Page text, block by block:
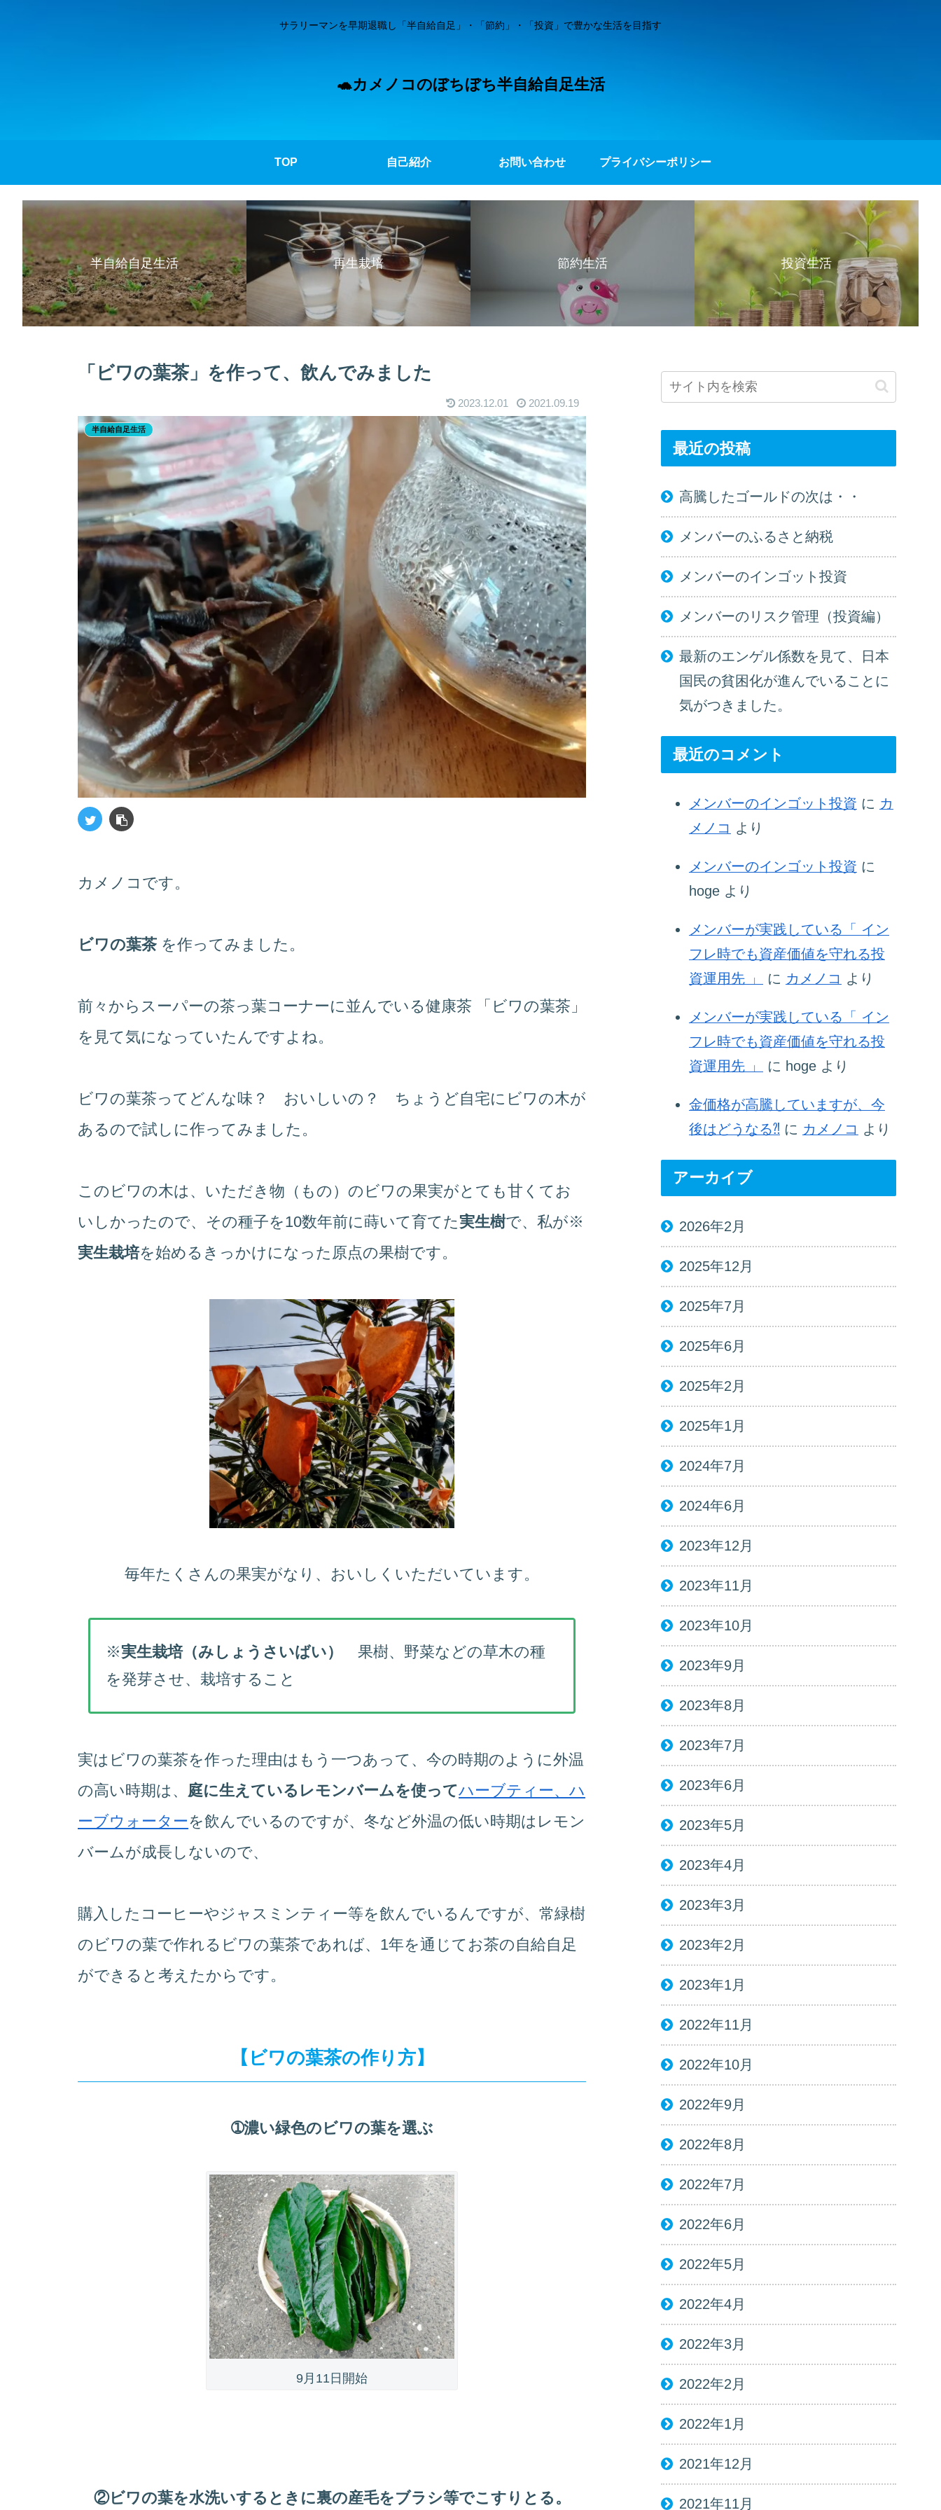
サラリーマンを早期退職し「半自給自足」・「節約」・「投資」で豊かな生活を目指す
🐢カメノコのぼちぼち半自給自足生活
TOP 自己紹介 お問い合わせ プライバシーポリシー
半自給自足生活 再生栽培 節約生活 投資生活
「ビワの葉茶」を作って、飲んでみました
2023.12.01 2021.09.19
半自給自足生活
カメノコです。
ビワの葉茶 を作ってみました。
前々からスーパーの茶っ葉コーナーに並んでいる健康茶 「ビワの葉茶」
を見て気になっていたんですよね。
ビワの葉茶ってどんな味？ おいしいの？ ちょうど自宅にビワの木が
あるので試しに作ってみました。
このビワの木は、いただき物（もの）のビワの果実がとても甘くてお
いしかったので、その種子を10数年前に蒔いて育てた 実生樹で、私が※
実生栽培を始めるきっかけになった原点の果樹です。
毎年たくさんの果実がなり、おいしくいただいています。
※実生栽培（みしょうさいばい）
果樹、野菜などの草木の種
を発芽させ、栽培すること
実はビワの葉茶を作った理由はもう一つあって、今の時期のように外温
の高い時期は、 庭に生えているレモンバームを使ってハーブティー、ハ
ーブウォーターを飲んでいるのですが、冬など外温の低い時期はレモン
バームが成長しないので、
購入したコーヒーやジャスミンティー等を飲んでいるんですが、常緑樹
のビワの葉で作れるビワの葉茶であれば、1年を通じてお茶の自給自足
ができると考えたからです。
【ビワの葉茶の作り方】
➀濃い緑色のビワの葉を選ぶ
9月11日開始
②ビワの葉を水洗いするときに裏の産毛をブラシ等でこすりとる。
最近の投稿
高騰したゴールドの次は・・
メンバーのふるさと納税
メンバーのインゴット投資
メンバーのリスク管理（投資編）
最新のエンゲル係数を見て、日本
国民の貧困化が進んでいることに
気がつきました。
最近のコメント
メンバーのインゴット投資 に カ
メノコ より
メンバーのインゴット投資 に
hoge より
メンバーが実践している「 イン
フレ時でも資産価値を守れる投
資運用先 」
に カメノコ より
メンバーが実践している「 イン
フレ時でも資産価値を守れる投
資運用先 」
に hoge より
金価格が高騰していますが、今
後はどうなる⁈ に カメノコ より
アーカイブ
2026年2月
2025年12月
2025年7月
2025年6月
2025年2月
2025年1月
2024年7月
2024年6月
2023年12月
2023年11月
2023年10月
2023年9月
2023年8月
2023年7月
2023年6月
2023年5月
2023年4月
2023年3月
2023年2月
2023年1月
2022年11月
2022年10月
2022年9月
2022年8月
2022年7月
2022年6月
2022年5月
2022年4月
2022年3月
2022年2月
2022年1月
2021年12月
2021年11月